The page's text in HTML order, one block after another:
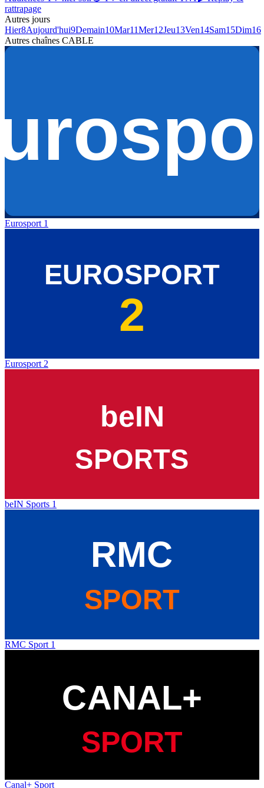
rattrapage
Autres jours
Hier8Aujourd'hui9Demain10Mar11Mer12Jeu13Ven14Sam15Dim16
Autres chaînes CABLE
Eurosport 1
Eurosport 2
beIN Sports 1
RMC Sport 1
Canal+ Sport